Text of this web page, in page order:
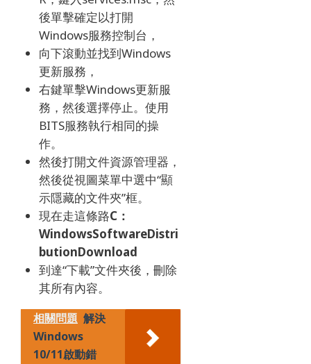
後單擊確定以打開
Windows服務控制台，
向下滾動並找到Windows
更新服務，
右鍵單擊Windows更新服
務，然後選擇停止。 使用
BITS服務執行相同的操
作。
然後打開文件資源管理器，
然後從視圖菜單中選中“顯
示隱藏的文件夾”框。
現在走這條路C：
WindowsSoftwareDistri
butionDownload
到達“下載”文件夾後，刪除
其所有內容。
相關問題 解決
Windows
10/11啟動錯